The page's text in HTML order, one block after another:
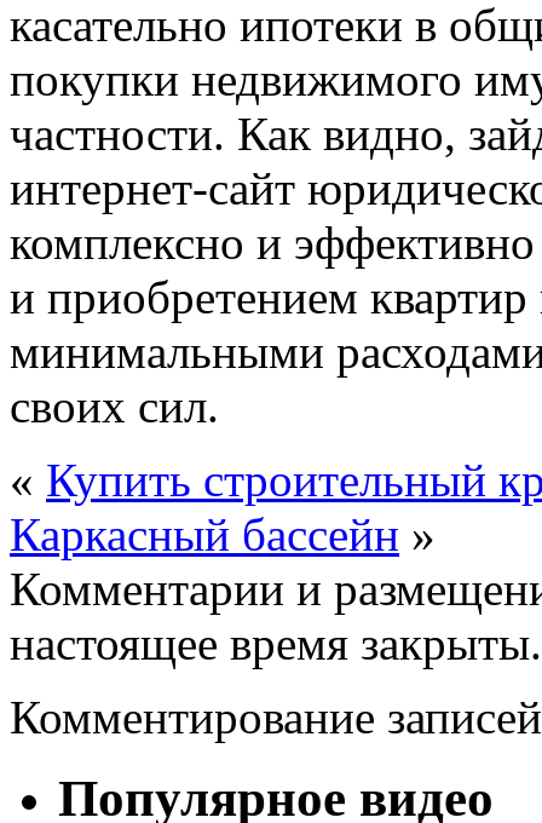
касательно ипотеки в
покупки недвижимого
частности. Как видно,
интернет-сайт
комплексно и
и приобретением квартир
минимальными
своих сил.
« Купить строительный
Каркасный бассейн »
Комментарии и
настоящее время закрыты.
Комментирование
Популярное видео